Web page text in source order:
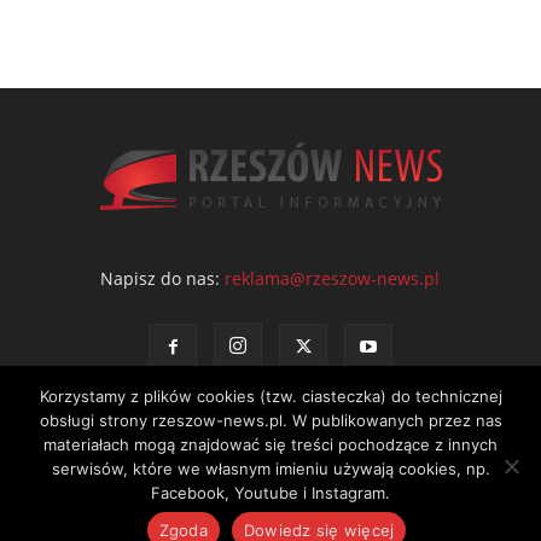
Napisz do nas: reklama@rzeszow-news.pl
Kontakt Polityka prywatności Regulamin portalu
© NEWS Sp. z o.o. - wydawca portalu Rzeszów News. Wszystkie prawa
zastrzeżone. Tel.: 601 97 55 30
Korzystamy z plików cookies (tzw. ciasteczka) do technicznej
obsługi strony rzeszow-news.pl. W publikowanych przez nas
materiałach mogą znajdować się treści pochodzące z innych
serwisów, które we własnym imieniu używają cookies, np.
Facebook, Youtube i Instagram.
Zgoda
Dowiedz się więcej